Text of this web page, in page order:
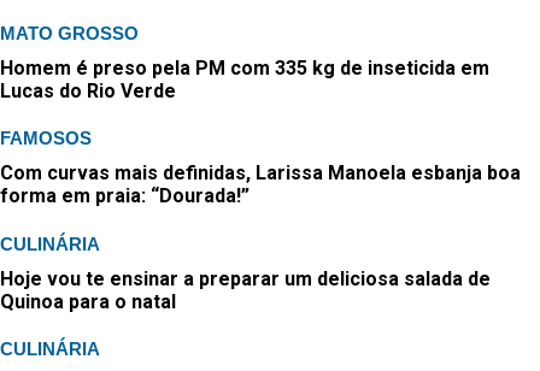
MATO GROSSO
Homem é preso pela PM com 335 kg de inseticida em
Lucas do Rio Verde
FAMOSOS
Com curvas mais definidas, Larissa Manoela esbanja boa
forma em praia: “Dourada!”
CULINÁRIA
Hoje vou te ensinar a preparar um deliciosa salada de
Quinoa para o natal
CULINÁRIA